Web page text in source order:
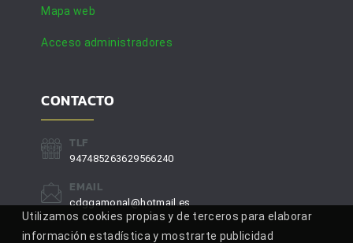
Mapa web
Acceso administradores
CONTACTO
TLF
947485263629566240
EMAIL
cdggamonal@hotmail.es
Utilizamos cookies propias y de terceros para elaborar
información estadística y mostrarte publicidad